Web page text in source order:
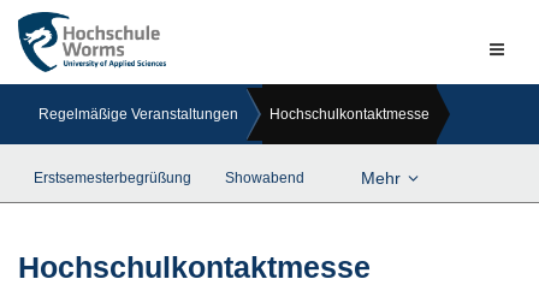
Regelmäßige Veranstaltungen Hochschulkontaktmesse
Erstsemesterbegrüßung Showabend Mehr
Hochschulkontaktmesse